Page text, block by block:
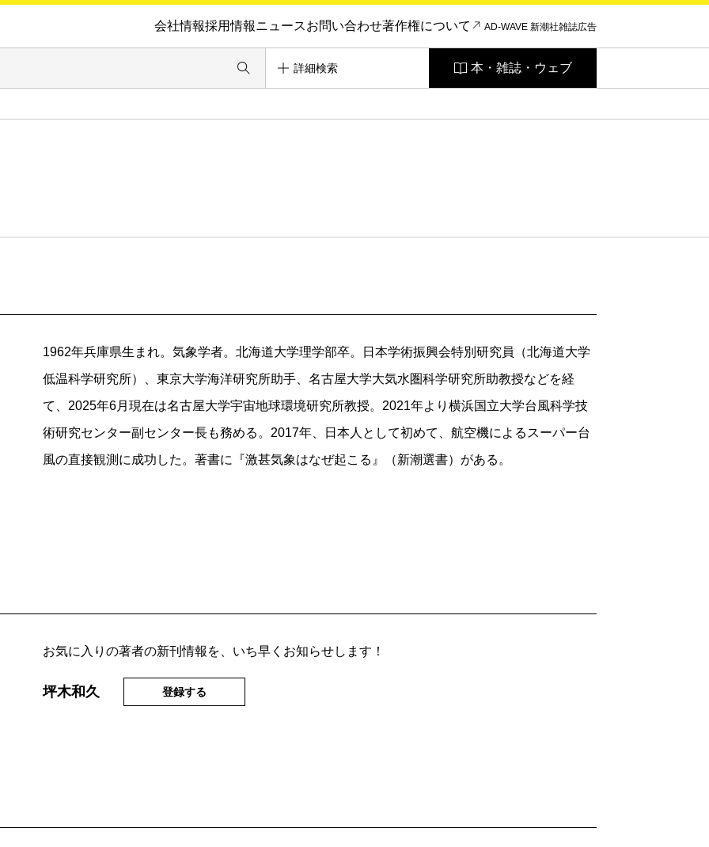
会社情報採用情報ニュースお問い合わせ著作権について AD-WAVE 新潮社雑誌広告
詳細検索 本・雑誌・ウェブ
1962年兵庫県生まれ。気象学者。北海道大学理学部卒。日本学術振興会特別研究員（北海道大学
低温科学研究所）、東京大学海洋研究所助手、名古屋大学大気水圏科学研究所助教授などを経
て、2025年6月現在は名古屋大学宇宙地球環境研究所教授。2021年より横浜国立大学台風科学技
術研究センター副センター長も務める。2017年、日本人として初めて、航空機によるスーパー台
風の直接観測に成功した。著書に『激甚気象はなぜ起こる』（新潮選書）がある。
お気に入りの著者の新刊情報を、いち早くお知らせします！
坪木和久 登録する